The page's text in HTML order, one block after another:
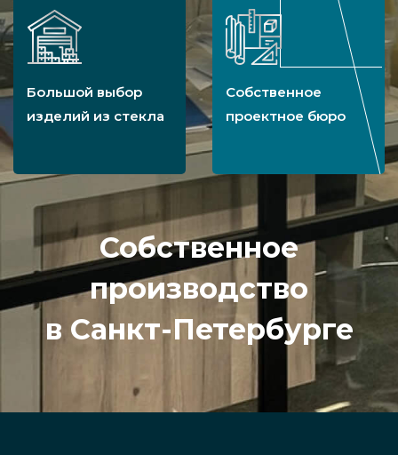
Большой выбор
изделий из стекла
Собственное
проектное бюро
Собственное
производство
в Санкт-Петербурге